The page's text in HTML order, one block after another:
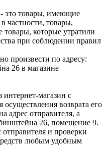
- это товары, имеющие
частности, товары,
которые утратили
при соблюдении правил
произвести по адресу:
26 в магазине
интернет-магазин с
возврата его
адрес отправителя, а
26, помещение 9.
и проверки
любым удобным